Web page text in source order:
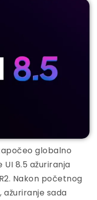
globalno
8.5 ažuriranja
Nakon početnog
ažuriranje sada